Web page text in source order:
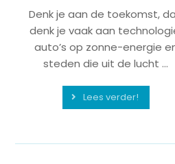
Denk je aan de toekomst,
denk je vaak aan
auto’s op zonne-energie
steden die uit de lucht ...
Lees verder!